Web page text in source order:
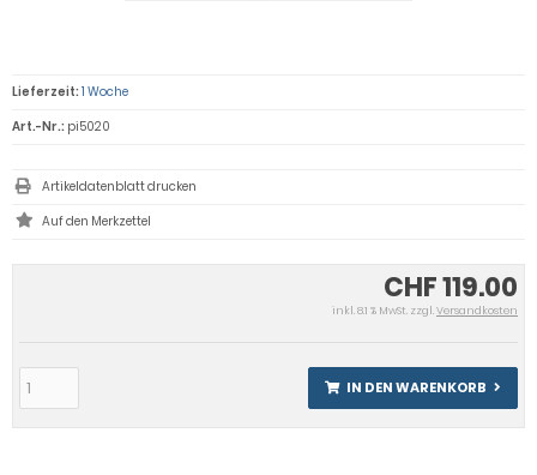
CHF 119.00
inkl. 8.1 % MwSt. zzgl.Versandkosten
IN DEN WARENKORB
Lieferzeit: 1 Woche
Art.-Nr.: pi5020
Artikeldatenblatt drucken